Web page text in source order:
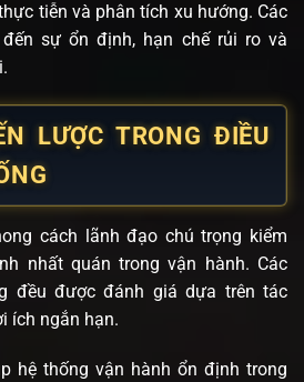
tiễn và phân tích xu hướng. Các
sự ổn định, hạn chế rủi ro và
LƯỢC TRONG ĐIỀU
cách lãnh đạo chú trọng kiểm
nhất quán trong vận hành. Các
đều được đánh giá dựa trên tác
ích ngắn hạn.
hệ thống vận hành ổn định trong